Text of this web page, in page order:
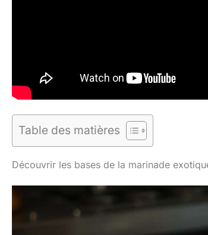
Table des matières
Découvrir les bases de la marinade